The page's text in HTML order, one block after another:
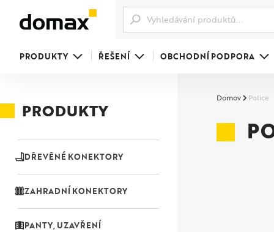
PRODUKTY ŘEŠENÍ OBCHODNÍ PODPORA
PRODUKTY
DŘEVĚNÉ KONEKTORY
ZAHRADNÍ KONEKTORY
PANTY, UZAVŘENÍ
Domov Police